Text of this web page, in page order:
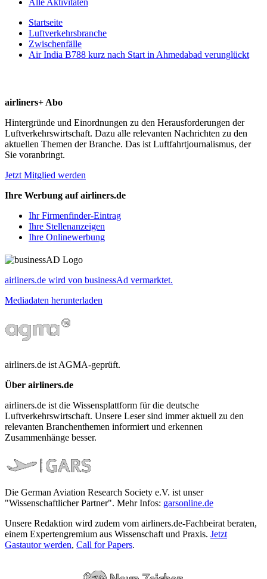
Startseite
Luftverkehrsbranche
Zwischenfälle
Air India B788 kurz nach Start in Ahmedabad verunglückt
airliners+ Abo
Hintergründe und Einordnungen zu den Herausforderungen der
Luftverkehrswirtschaft. Dazu alle relevanten Nachrichten zu den
aktuellen Themen der Branche. Das ist Luftfahrtjournalismus, der
Sie voranbringt.
Jetzt Mitglied werden
Ihre Werbung auf airliners.de
Ihr Firmenfinder-Eintrag
Ihre Stellenanzeigen
Ihre Onlinewerbung
airliners.de wird von businessAd vermarktet.
Mediadaten herunterladen
airliners.de ist AGMA-geprüft.
Über airliners.de
airliners.de ist die Wissensplattform für die deutsche
Luftverkehrswirtschaft. Unsere Leser sind immer aktuell zu den
relevanten Branchenthemen informiert und erkennen
Zusammenhänge besser.
Die German Aviation Research Society e.V. ist unser
"Wissenschaftlicher Partner". Mehr Infos: garsonline.de
Unsere Redaktion wird zudem vom airliners.de-Fachbeirat beraten,
einem Expertengremium aus Wissenschaft und Praxis. Jetzt
Gastautor werden, Call for Papers.